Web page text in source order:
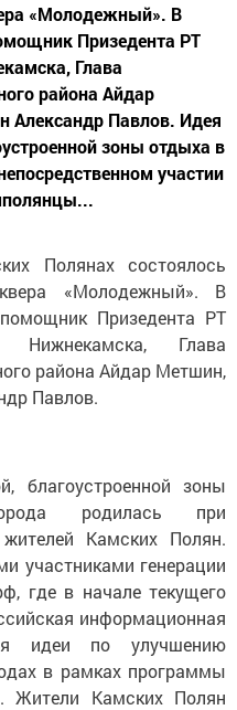
«Молодежный». В
Призедента РТ
Глава
района Айдар
Александр Павлов. Идея
зоны отдыха в
участии
Полянах состоялось
«Молодежный». В
Призедента РТ
Глава
района Айдар Метшин,
Павлов.
благоустроенной зоны
родилась при
Камских Полян.
участниками генерации
где в начале текущего
информационная
идеи по улучшению
в рамках программы
Жители Камских Полян